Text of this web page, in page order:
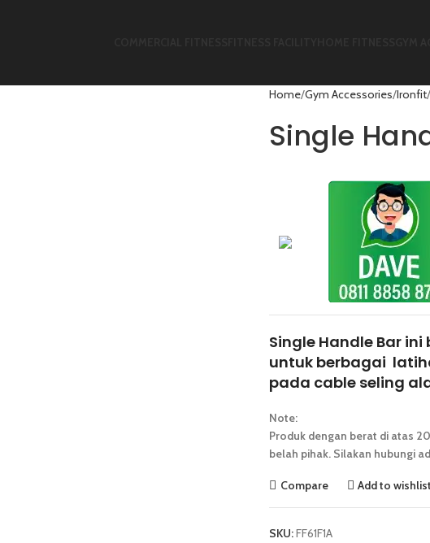
Home Gym Accessories Ironfit
Single
Single Handle Bar
untuk berbagai
pada cable seling
Note:
Produk dengan berat di atas
belah pihak. Silakan hubungi
Compare Add to wishlist
SKU:FF61F1A